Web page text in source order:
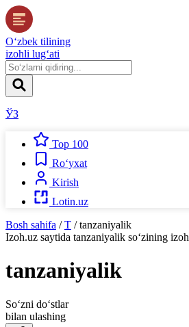
O‘zbek tilining
izohli lug‘ati
ЎЗ
Top 100
Ro‘yxat
Kirish
Lotin.uz
Bosh sahifa / T / tanzaniyalik
Izoh.uz saytida tanzaniyalik so‘zining
tanzaniyalik
So‘zni do‘stlar
bilan ulashing